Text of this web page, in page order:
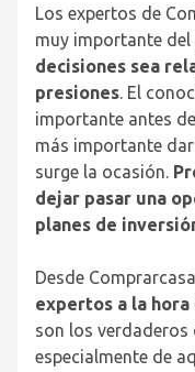
Los expertos de
muy importante del
decisiones sea
presiones. El
importante antes
más importante
surge la ocasión.
dejar pasar una
planes de
Desde
expertos a la
son los verdaderos
especialmente de